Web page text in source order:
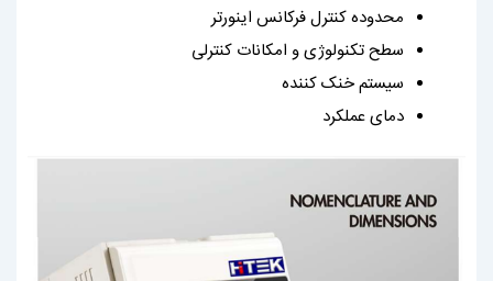
محدوده کنترل فرکانس اینورتر
سطح تکنولوژی و امکانات کنترلی
سیستم خنک کننده
دمای عملکرد